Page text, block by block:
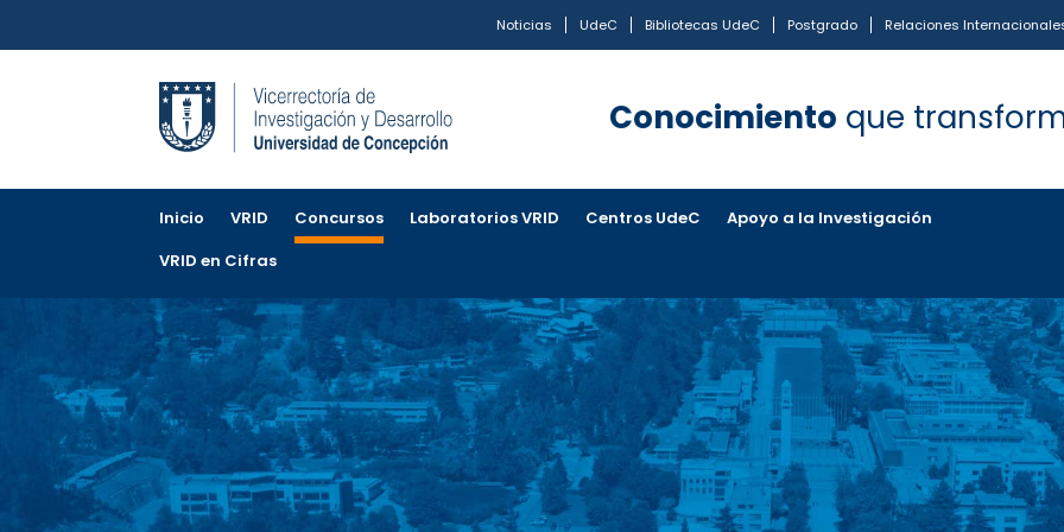
Noticias UdeC Bibliotecas UdeC Postgrado Relaciones
Conocimiento que
Inicio VRID Concursos Laboratorios VRID Centros UdeC
Apoyo a la Investigación
VRID en Cifras